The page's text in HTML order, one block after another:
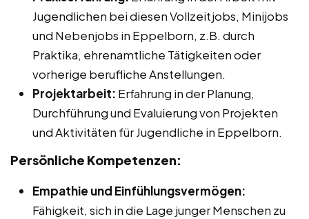
Jugendlichen bei diesen Vollzeitjobs, Minijobs
und Nebenjobs in Eppelborn, z.B. durch
Praktika, ehrenamtliche Tätigkeiten oder
vorherige berufliche Anstellungen.
Projektarbeit: Erfahrung in der Planung,
Durchführung und Evaluierung von Projekten
und Aktivitäten für Jugendliche in Eppelborn.
Persönliche Kompetenzen:
Empathie und Einfühlungsvermögen:
Fähigkeit, sich in die Lage junger Menschen zu